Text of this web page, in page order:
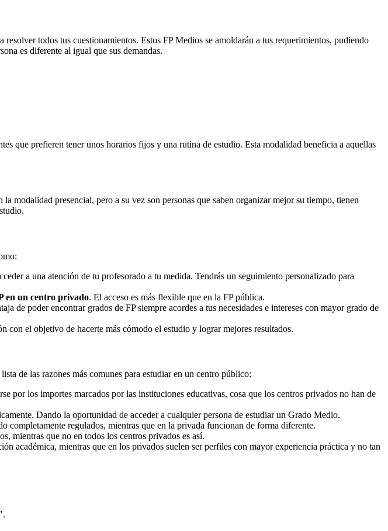
resolver todos tus cuestionamientos. Estos FP Medios se amoldarán a tus requerimientos, pudiendo
es diferente al igual que sus demandas.
que prefieren tener unos horarios fijos y una rutina de estudio. Esta modalidad beneficia a aquellas
modalidad presencial, pero a su vez son personas que saben organizar mejor su tiempo, tienen
a una atención de tu profesorado a tu medida. Tendrás un seguimiento personalizado para
en un centro privado. El acceso es más flexible que en la FP pública.
de poder encontrar grados de FP siempre acordes a tus necesidades e intereses con mayor grado de
con el objetivo de hacerte más cómodo el estudio y lograr mejores resultados.
de las razones más comunes para estudiar en un centro público:
los importes marcados por las instituciones educativas, cosa que los centros privados no han de
Dando la oportunidad de acceder a cualquier persona de estudiar un Grado Medio.
completamente regulados, mientras que en la privada funcionan de forma diferente.
mientras que no en todos los centros privados es así.
académica, mientras que en los privados suelen ser perfiles con mayor experiencia práctica y no tan